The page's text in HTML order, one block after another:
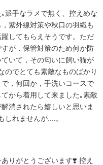
派手なラメで無く、控えめな
紫外線対策や秋口の羽織も
してもらえそうです。ただ
が，保管対策のため何か防
いて，その匂いに飼い猫が
のでとても素敵なものばかり
，何回か，手洗いコースで
から着用して来ました｡素敵
消されたら嬉しいと思いま
しれませんが....。
りがとうございます❣️ 控え